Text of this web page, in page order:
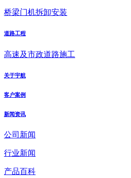
桥梁门机拆卸安装
道路工程
高速及市政道路施工
关于宇航
客户案例
新闻资讯
公司新闻
行业新闻
产品百科